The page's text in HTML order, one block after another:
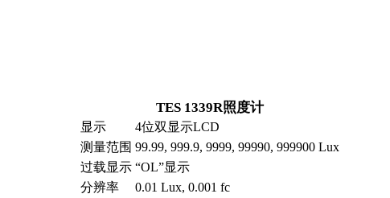
TES 1339R照度计
显示
4位双显示LCD
测量范围 99.99, 999.9, 9999, 99990, 999900 Lux
过载显示 “OL”显示
分辨率
0.01 Lux, 0.001 fc